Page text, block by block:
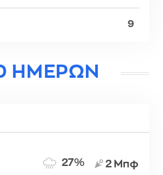
9
ΗΜΕΡΩΝ
27% 2 Μπφ